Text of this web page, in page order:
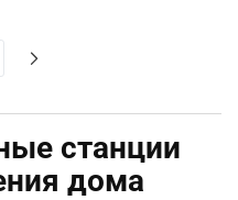
станции
дома